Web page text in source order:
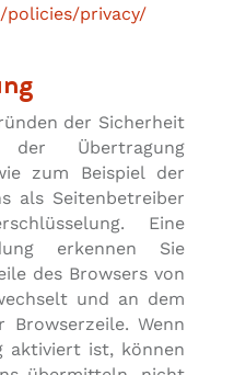
policies/privacy/
der Sicherheit
Übertragung
zum Beispiel der
als Seitenbetreiber
Eine
erkennen Sie
des Browsers von
und an dem
Browserzeile. Wenn
aktiviert ist, können